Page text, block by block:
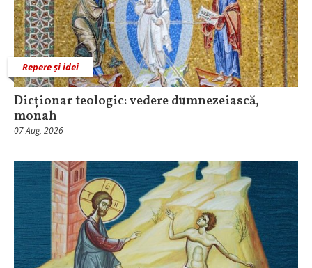
Repere și idei
Dicționar teologic: vedere dumnezeiască,
monah
07 Aug, 2026